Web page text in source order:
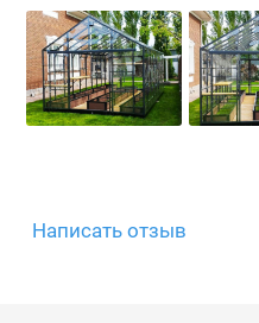
Написать отзыв